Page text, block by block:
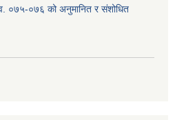
०७६ को अनुमानित र संशोधित